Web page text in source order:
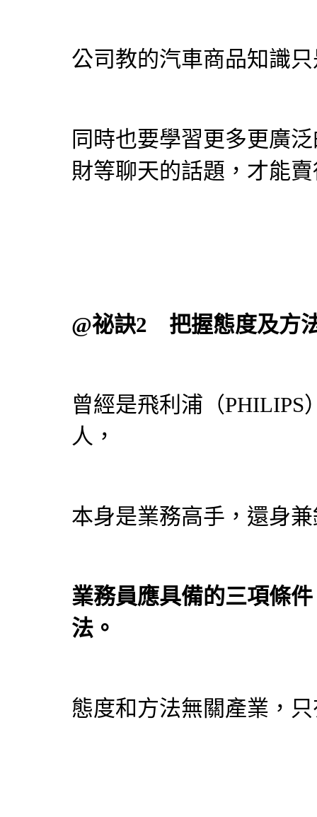
公司教的汽車商品知識
同時也要學習更多更廣
財等聊天的話題，才能
@祕訣2 把握態度及方
曾經是飛利浦（
人，
本身是業務高手，還身
業務員應具備的三項條
法。
態度和方法無關產業，